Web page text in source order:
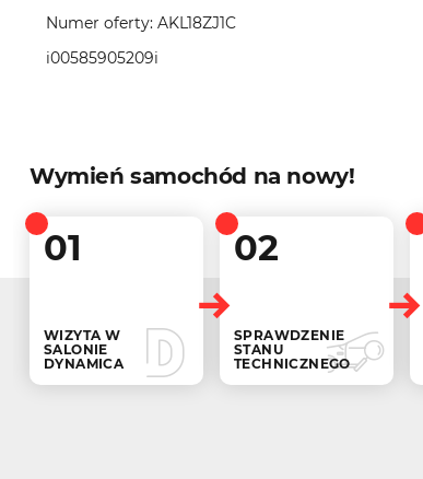
Numer oferty: AKL18ZJ1C
i00585905209i
Wymień samochód na nowy!
01
WIZYTA W
SALONIE
DYNAMICA
02
SPRAWDZENIE
STANU
TECHNICZNEGO